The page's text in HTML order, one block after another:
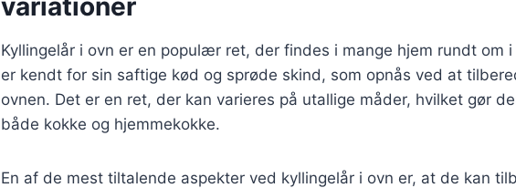
Kyllingelår i ovn er en populær ret, der findes i mange hjem rundt om
er kendt for sin saftige kød og sprøde skind, som opnås ved at
ovnen. Det er en ret, der kan varieres på utallige måder, hvilket gør
både kokke og hjemmekokke.
En af de mest tiltalende aspekter ved kyllingelår i ovn er, at de kan